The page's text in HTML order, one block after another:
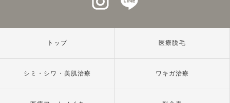
トップ 医療脱毛
シミ・シワ・美肌治療 ワキガ治療